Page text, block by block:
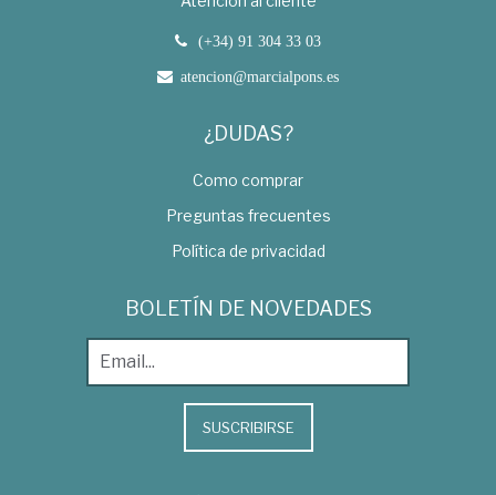
(+34) 91 304 33 03
atencion@marcialpons.es
¿DUDAS?
Como comprar
Preguntas frecuentes
Política de privacidad
BOLETÍN DE NOVEDADES
SUSCRIBIRSE